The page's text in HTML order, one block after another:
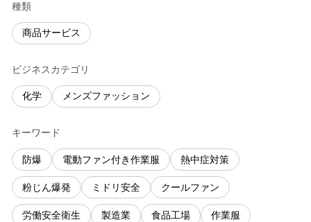
種類
商品サービス
ビジネスカテゴリ
化学 メンズファッション
キーワード
防爆 電動ファン付き作業服 熱中症対策
粉じん爆発 ミドリ安全 クールファン
労働安全衛生 製造業 食品工場 作業服